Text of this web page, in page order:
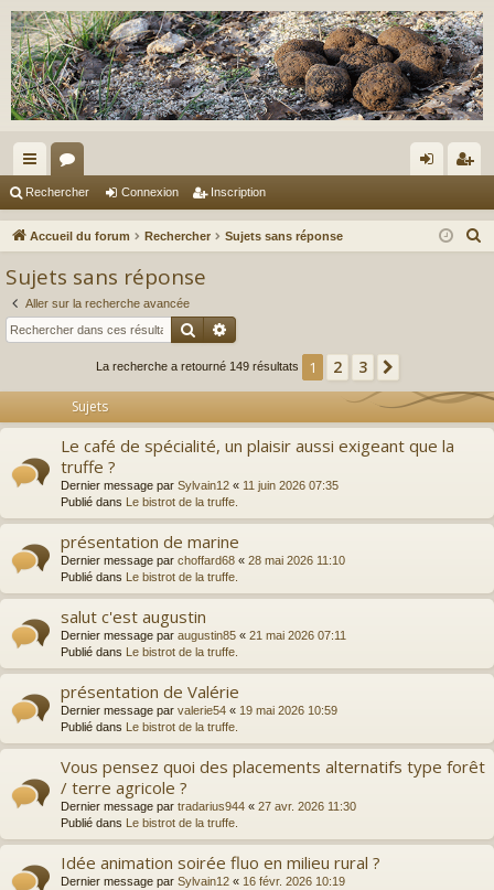
ac
co
ci
s
or
u ne cri
Rechercher Connexion Inscription
Accueil du forum Rechercher Sujets sans réponse
e
Sujets sans réponse
Aller sur la recherche avancée
Rechercher
La recherche a retourné 149 résultats 1 2 3
Sujets
Le café de spécialité, un plaisir aussi exigeant que la
truffe ?
Dernier message par Sylvain12 « 11 juin 2026 07:35
Publié dans
Le bistrot de la truffe.
présentation de marine
Dernier message par choffard68 « 28 mai 2026 11:10
Publié dans
Le bistrot de la truffe.
salut c'est augustin
Dernier message par augustin85 « 21 mai 2026 07:11
Publié dans
Le bistrot de la truffe.
présentation de Valérie
Dernier message par valerie54 « 19 mai 2026 10:59
Publié dans
Le bistrot de la truffe.
Vous pensez quoi des placements alternatifs type forêt
/ terre agricole ?
Dernier message par tradarius944 « 27 avr. 2026 11:30
Publié dans
Le bistrot de la truffe.
Idée animation soirée fluo en milieu rural ?
Dernier message par Sylvain12 « 16 févr. 2026 10:19